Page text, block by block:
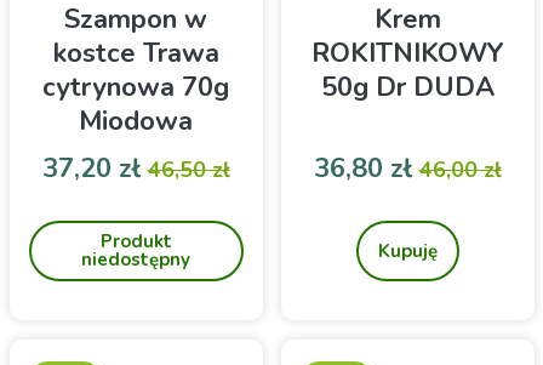
Szampon w
kostce Trawa
cytrynowa 70g
Miodowa
Mydlarnia
Cena
37,20 złCena podstawowa
46,50 zł
Produkt
niedostępny
Krem
ROKITNIKOWY
50g Dr DUDA
pielęgnacji skóry suchej,
skłonnej do przebarwień,
do wyrównania kolorytu
Cena
36,80 złCena
46,00 zł
Kupuję